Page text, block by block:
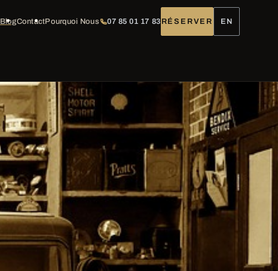
BlogContactPourquoi Nous 07 85 01 17 83 RÉSERVER EN